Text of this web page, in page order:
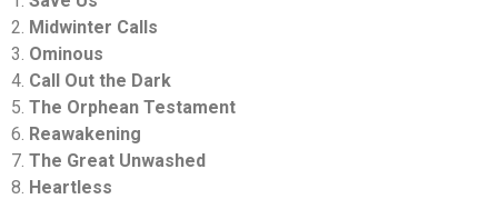
2. Midwinter Calls
3. Ominous
4. Call Out the Dark
5. The Orphean Testament
6. Reawakening
7. The Great Unwashed
8. Heartless